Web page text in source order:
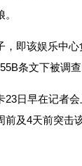
该娱乐中心
条文下被调查
日早在记者会
及4天前突击